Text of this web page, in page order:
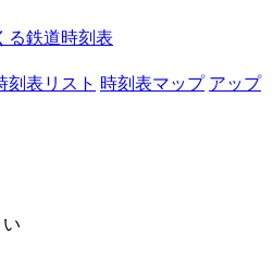
る鉄道時刻表
刻表リスト 時刻表マップ アップ